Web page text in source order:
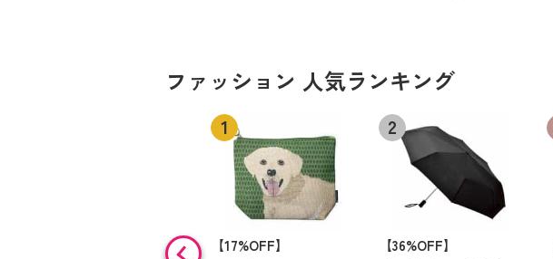
ファッション 人気ランキング
【17%OFF】
【36%OFF】